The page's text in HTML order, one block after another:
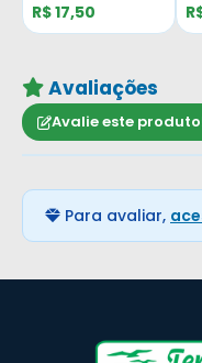
R$ 17,50
Avaliações
Avalie este
Para avaliar,